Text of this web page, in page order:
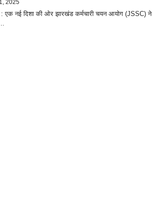
2025
: एक नई दिशा की ओर झारखंड कर्मचारी चयन आयोग (JSSC) ने